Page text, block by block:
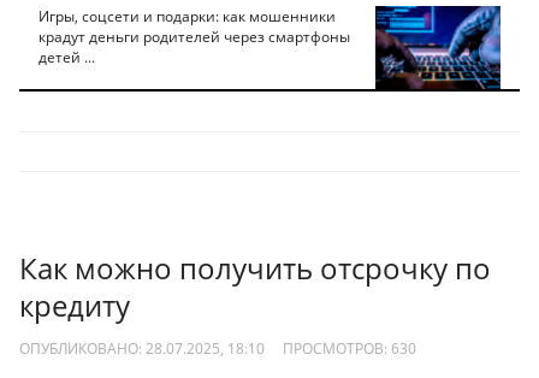
Игры, соцсети и подарки: как мошенники
крадут деньги родителей через смартфоны
детей ...
Как можно получить отсрочку по
кредиту
ОПУБЛИКОВАНО: 28.07.2025, 18:10 ПРОСМОТРОВ: 630